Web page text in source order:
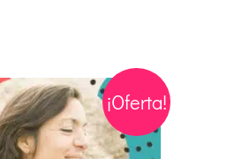
¡Oferta!
El
precio
actual
es:
€35,00.